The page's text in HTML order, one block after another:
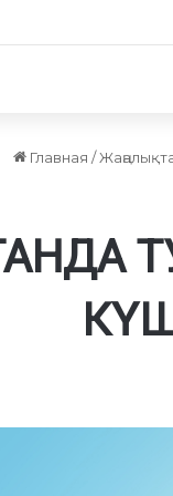
Главная /